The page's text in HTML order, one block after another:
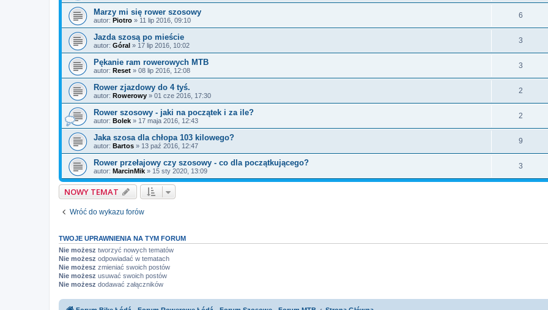
Marzy mi się rower szosowy
autor: Piotro » 11 lip 2016, 09:10
6
Jazda szosą po mieście
autor: Góral » 17 lip 2016, 10:02
3
Pękanie ram rowerowych MTB
autor: Reset » 08 lip 2016, 12:08
3
Rower zjazdowy do 4 tyś.
autor: Rowerowy » 01 cze 2016, 17:30
2
Rower szosowy - jaki na początek i za ile?
autor: Bolek » 17 maja 2016, 12:43
2
Jaka szosa dla chłopa 103 kilowego?
autor: Bartos » 13 paź 2016, 12:47
9
Rower przełajowy czy szosowy - co dla początkującego?
autor: MarcinMik » 15 sty 2020, 13:09
3
NOWY TEMAT
Wróć do wykazu forów
TWOJE UPRAWNIENIA NA TYM FORUM
Nie możesz tworzyć nowych tematów
Nie możesz odpowiadać w tematach
Nie możesz zmieniać swoich postów
Nie możesz usuwać swoich postów
Nie możesz dodawać załączników